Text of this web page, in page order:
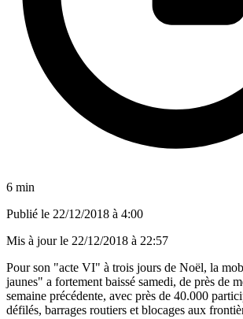
6 min
Publié le 22/12/2018 à 4:00
Mis à jour le 22/12/2018 à 22:57
Pour son "acte VI" à trois jours de Noël, la
jaunes" a fortement baissé samedi, de près de
semaine précédente, avec près de 40.000
défilés, barrages routiers et blocages aux